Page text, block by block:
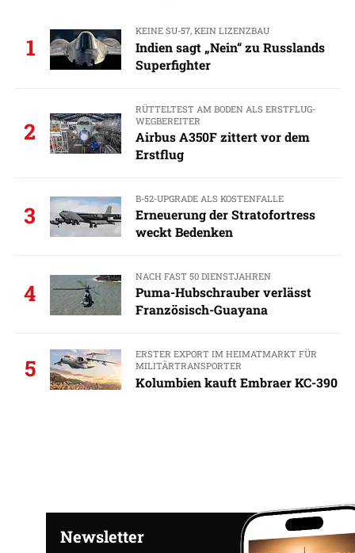
1
KEINE SU-57, KEIN LIZENZBAU
Indien sagt „Nein“ zu Russlands
Superfighter
2
RÜTTELTEST AM BODEN ALS ERSTFLUG-
WEGBEREITER
Airbus A350F zittert vor dem
Erstflug
3
B-52-UPGRADE ALS KOSTENFALLE
Erneuerung der Stratofortress
weckt Bedenken
4
NACH FAST 50 DIENSTJAHREN
Puma-Hubschrauber verlässt
Französisch-Guayana
5
ERSTER EXPORT IM HEIMATMARKT FÜR
MILITÄRTRANSPORTER
Kolumbien kauft Embraer KC-390
Newsletter